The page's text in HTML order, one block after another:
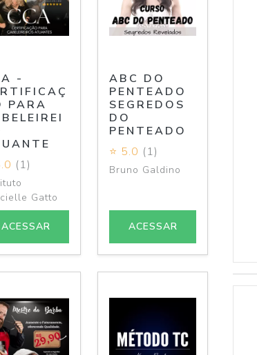
-
PARA
(1)
Gatto
ACESSAR
ABC DO
PENTEADO
SEGREDOS
DO
PENTEADO
⭐ 5.0 (1)
Bruno Galdino
ACESSAR